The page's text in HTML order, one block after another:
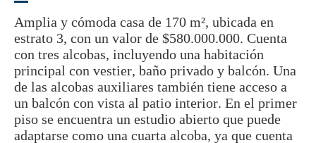
Amplia y cómoda casa de 170 m², ubicada en
estrato 3, con un valor de $580.000.000. Cuenta
con tres alcobas, incluyendo una habitación
principal con vestier, baño privado y balcón. Una
de las alcobas auxiliares también tiene acceso a
un balcón con vista al patio interior. En el primer
piso se encuentra un estudio abierto que puede
adaptarse como una cuarta alcoba, ya que cuenta